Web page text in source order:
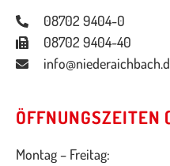
08702 9404-0
08702 9404-40
ÖFFNUNGSZEITEN
Montag – Freitag: